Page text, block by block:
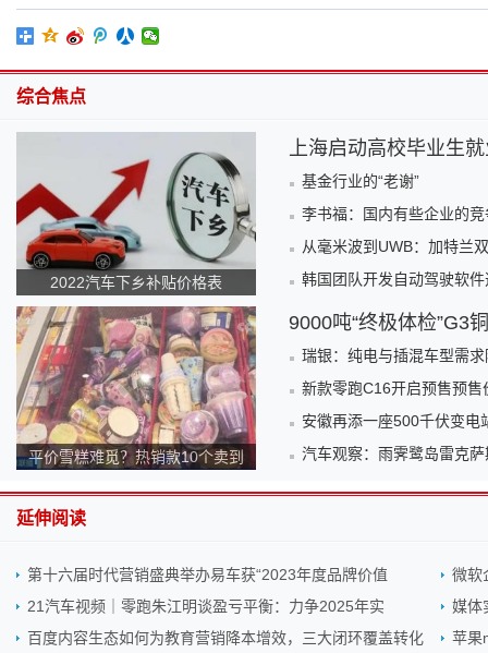
综合焦点
2022汽车下乡补贴价格表
平价雪糕难觅？热销款10个卖到
上海启动高校毕业生
基金行业的“老谢”
李书福：国内有些企业的
从毫米波到UWB：加特兰
韩国团队开发自动驾驶软
9000吨“终极体检”G3
瑞银：纯电与插混车型需求
新款零跑C16开启预售预售
安徽再添一座500千伏变电
汽车观察：雨霁鹭岛雷克萨
延伸阅读
第十六届时代营销盛典举办易车获“2023年度品牌价值
微软
21汽车视频｜零跑朱江明谈盈亏平衡：力争2025年实
媒体
百度内容生态如何为教育营销降本增效，三大闭环覆盖转化
苹果